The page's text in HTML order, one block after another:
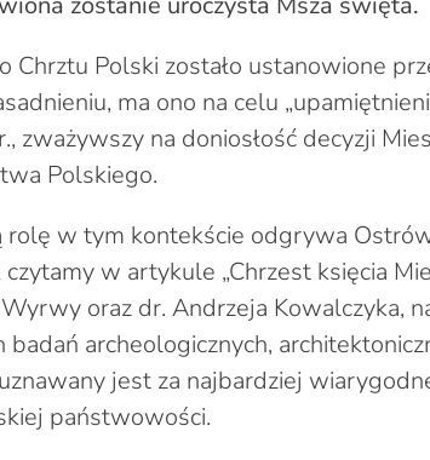
Chrztu Polski zostało ustanowione
ma ono na celu
zważywszy na doniosłość decyzji
Polskiego.
rolę w tym kontekście odgrywa
czytamy w artykule „Chrzest księcia
oraz dr. Andrzeja Kowalczyka,
badań archeologicznych,
jest za najbardziej
państwowości.